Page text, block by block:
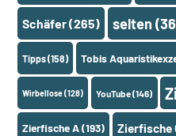
Schäfer(265) selten
Tipps(158) Tobis
Wirbellose(128) YouTube(146)
Zierfische A(193) Zierfische